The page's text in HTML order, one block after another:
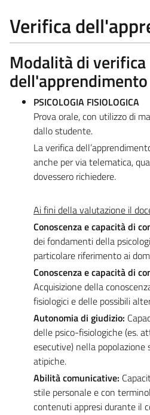
Verifica
Modalità di verifica
dell'apprendimento
PSICOLOGIA FISIOLOGICA
Prova orale, con utilizzo di
dallo studente.
La verifica
anche per via telematica,
dovessero richiedere.
Ai fini della valutazione il
Conoscenza e capacità di
dei fondamenti della
particolare riferimento ai
Conoscenza e capacità di
Acquisizione della
fisiologici e delle possibili
Autonomia di giudizio:
delle psico-fisiologiche (es.
esecutive) nella popolazione
atipiche.
Abilità comunicative:
stile personale e con
contenuti appresi durante il